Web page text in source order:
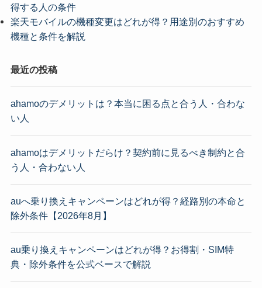
得する人の条件
楽天モバイルの機種変更はどれが得？用途別のおすすめ
機種と条件を解説
最近の投稿
ahamoのデメリットは？本当に困る点と合う人・合わな
い人
ahamoはデメリットだらけ？契約前に見るべき制約と合
う人・合わない人
auへ乗り換えキャンペーンはどれが得？経路別の本命と
除外条件【2026年8月】
au乗り換えキャンペーンはどれが得？お得割・SIM特
典・除外条件を公式ベースで解説